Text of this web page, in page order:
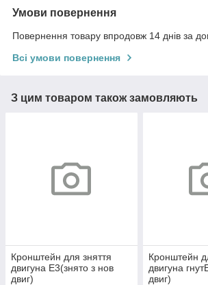
Умови повернення
Повернення товару впродовж 14 днів за
Всі умови повернення
З цим товаром також замовляють
Кронштейн для зняття
двигуна Е3(знято з нов
двиг)
Кронштейн
двигуна
двиг)